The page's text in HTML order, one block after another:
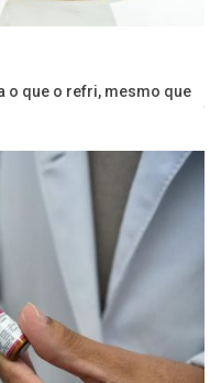
o que o refri, mesmo que